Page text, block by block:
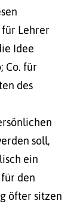
Lehrer
Idee
Co. für
des
soll,
ein
den
öfter sitzen